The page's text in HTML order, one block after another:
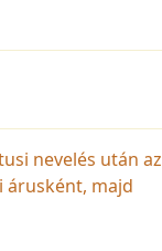
nevelés után az
árusként, majd